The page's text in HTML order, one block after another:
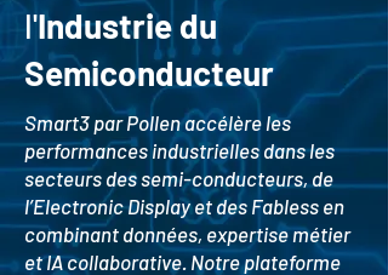
l'Industrie du
Semiconducteur
Smart3 par Pollen accélère les
performances industrielles dans les
secteurs des semi-conducteurs, de
l’Electronic Display et des Fabless en
combinant données, expertise métier
et IA collaborative. Notre plateforme